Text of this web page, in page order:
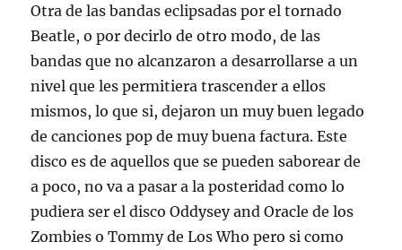
Otra de las bandas eclipsadas por el tornado
Beatle, o por decirlo de otro modo, de las
bandas que no alcanzaron a desarrollarse a un
nivel que les permitiera trascender a ellos
mismos, lo que si, dejaron un muy buen legado
de canciones pop de muy buena factura. Este
disco es de aquellos que se pueden saborear de
a poco, no va a pasar a la posteridad como lo
pudiera ser el disco Oddysey and Oracle de los
Zombies o Tommy de Los Who pero si como